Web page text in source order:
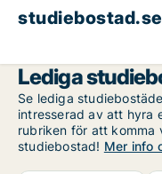
studiebostad.se
Lediga
Se lediga
intresserad av att hyra
rubriken för att komma
studiebostad! Mer info